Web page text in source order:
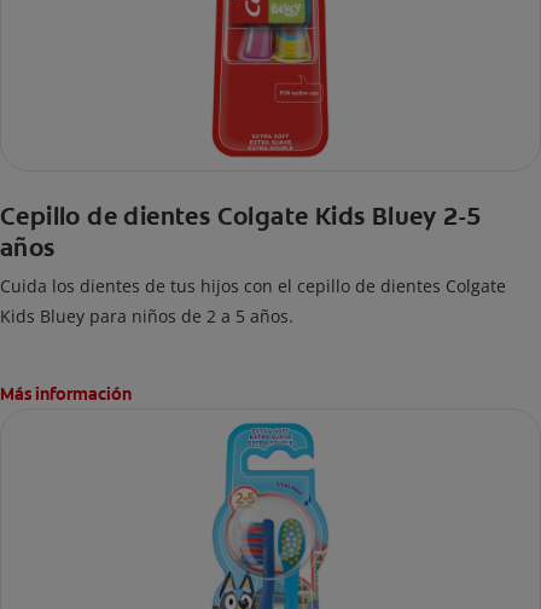
Cepillo de dientes Colgate Kids Bluey 2-5
años
Cuida los dientes de tus hijos con el cepillo de dientes Colgate
Kids Bluey para niños de 2 a 5 años.
Más información